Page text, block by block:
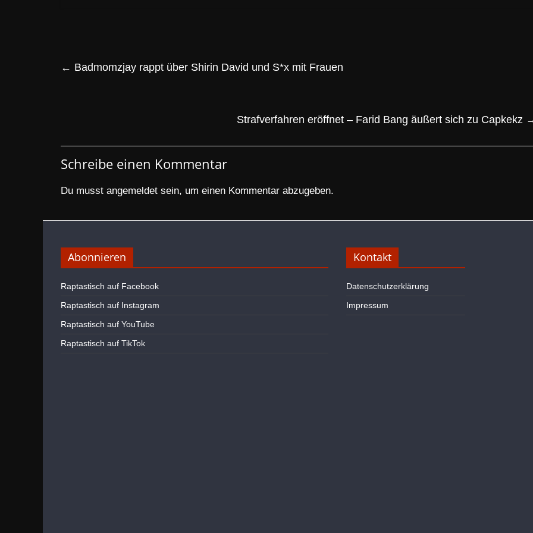
← Badmomzjay rappt über Shirin David und S*x mit Frauen
Strafverfahren eröffnet – Farid Bang äußert sich zu Capkekz
Schreibe einen Kommentar
Du musst angemeldet sein, um einen Kommentar abzugeben.
Abonnieren
Raptastisch auf Facebook
Raptastisch auf Instagram
Raptastisch auf YouTube
Raptastisch auf TikTok
Kontakt
Datenschutzerklärung
Impressum